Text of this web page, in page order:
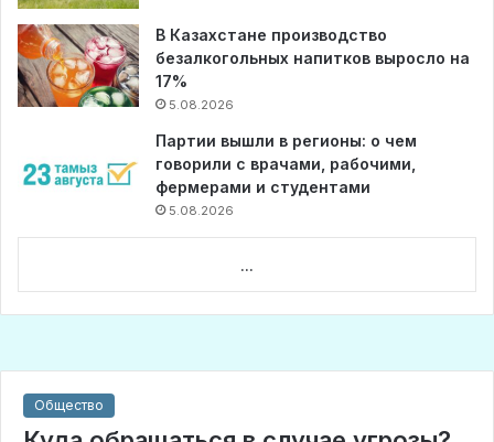
В Казахстане производство
безалкогольных напитков выросло на
17%
5.08.2026
Партии вышли в регионы: о чем
говорили с врачами, рабочими,
фермерами и студентами
5.08.2026
...